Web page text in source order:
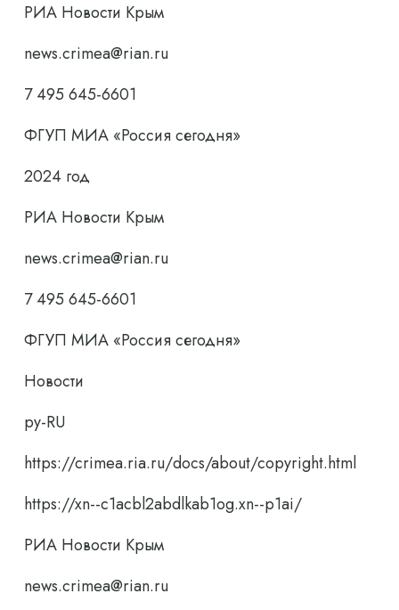
РИА Новости Крым
news.crimea@rian.ru
7 495 645-6601
ФГУП МИА «Россия сегодня»
2024 год
РИА Новости Крым
news.crimea@rian.ru
7 495 645-6601
ФГУП МИА «Россия сегодня»
Новости
ру-RU
https://crimea.ria.ru/docs/about/copyright.html
https://xn--c1acbl2abdlkab1og.xn--p1ai/
РИА Новости Крым
news.crimea@rian.ru